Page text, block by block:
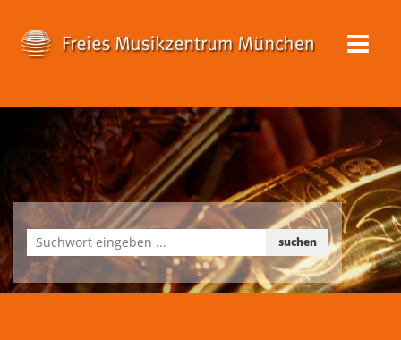
suchen